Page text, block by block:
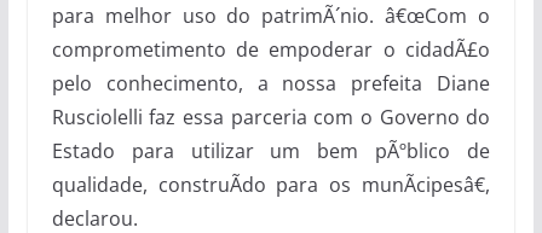
para melhor uso do patrimÃ´nio. â€œCom o
comprometimento de empoderar o cidadÃ£o
pelo conhecimento, a nossa prefeita Diane
Rusciolelli faz essa parceria com o Governo do
Estado para utilizar um bem pÃºblico de
qualidade, construÃ­do para os munÃ­cipesâ€,
declarou.